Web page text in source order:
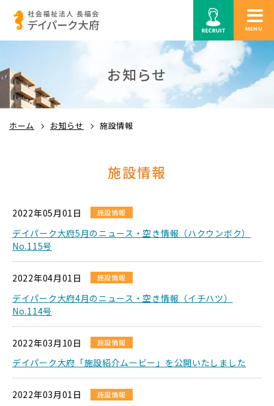
MENU
お知らせ
ホーム お知らせ 施設情報
施設情報
2022年05月01日 施設情報
デイパーク大府5月のニュース・空き情報（ハクウンボク）
No.115号
2022年04月01日 施設情報
デイパーク大府4月のニュース・空き情報（イチハツ）
No.114号
2022年03月10日 施設情報
デイパーク大府「施設紹介ムービー」を公開いたしました
2022年03月01日 施設情報